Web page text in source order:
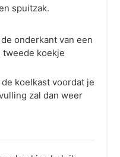
spuitzak.
onderkant van een
tweede koekje
koelkast voordat je
zal dan weer